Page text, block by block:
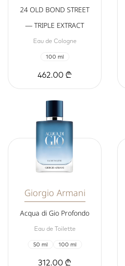
24 OLD BOND STREET
— TRIPLE EXTRACT
Eau de Cologne
100 ml
462.00 ₾
Giorgio Armani
Acqua di Gio Profondo
Eau de Toilette
50 ml 100 ml
312.00 ₾